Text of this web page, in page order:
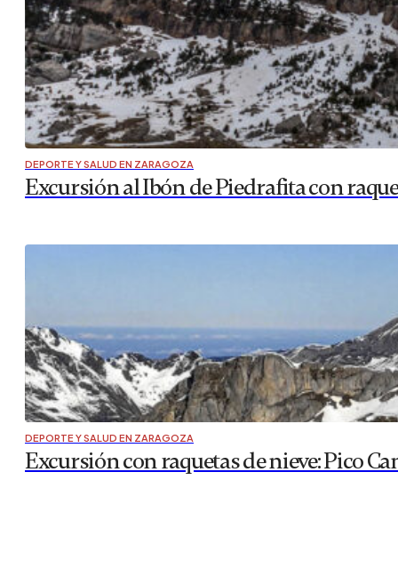
DEPORTE Y SALUD EN ZARAGOZA
Excursión al Ibón de Piedrafita con
DEPORTE Y SALUD EN ZARAGOZA
Excursión con raquetas de nieve: Pico